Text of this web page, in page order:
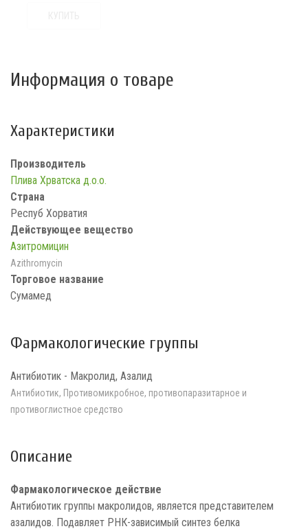
Информация о товаре
Характеристики
Производитель
Плива Хрватска д.о.о.
Страна
Респуб Хорватия
Действующее вещество
Азитромицин
Azithromycin
Торговое название
Сумамед
Фармакологические группы
Антибиотик - Макролид, Азалид
Антибиотик, Противомикробное, противопаразитарное и
противоглистное средство
Описание
Фармакологическое действие
Антибиотик группы макролидов, является представителем
азалидов. Подавляет РНК-зависимый синтез белка